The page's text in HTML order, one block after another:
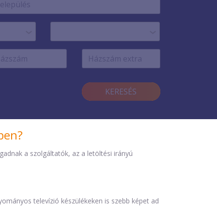
KERESÉS
a szolgáltatók, az a letöltési irányú
televízió készülékeken is szebb képet ad